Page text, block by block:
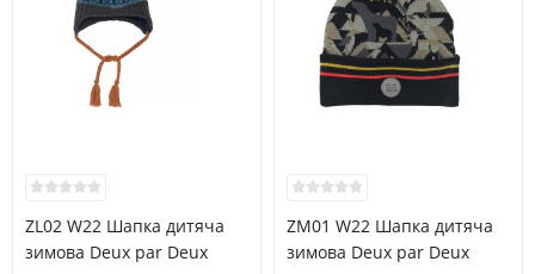
ZL02 W22 Шапка дитяча
зимова Deux par Deux
ZM01 W22 Шапка дитяча
зимова Deux par Deux